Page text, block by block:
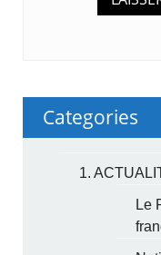
Categories
1.
Le